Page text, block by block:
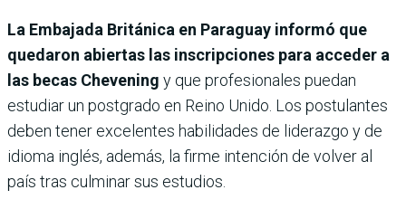
La Embajada Británica en Paraguay informó que
quedaron abiertas las inscripciones para acceder a
las becas Chevening y que profesionales puedan
estudiar un postgrado en Reino Unido. Los postulantes
deben tener excelentes habilidades de liderazgo y de
idioma inglés, además, la firme intención de volver al
país tras culminar sus estudios.